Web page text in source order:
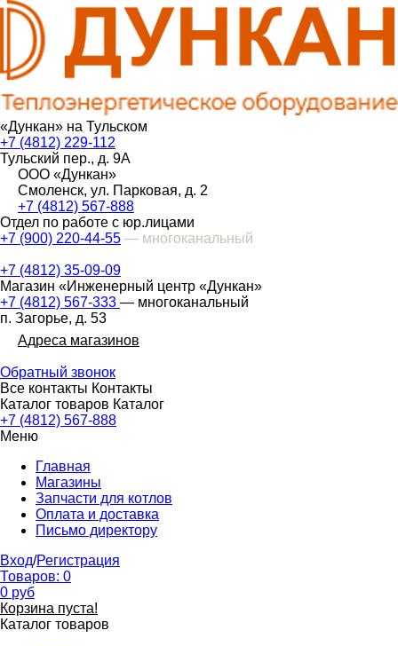
«Дункан» на Тульском
+7 (4812) 229-112
Тульский пер., д. 9А
ООО «Дункан»
Смоленск, ул. Парковая, д. 2
+7 (4812) 567-888
Отдел по работе с юр.лицами
+7 (900) 220-44-55 — многоканальный
+7 (4812) 35-09-09
Магазин «Инженерный центр «Дункан»
+7 (4812) 567-333 — многоканальный
п. Загорье, д. 53
Адреса магазинов
Обратный звонок
Все контакты Контакты
Каталог товаров Каталог
+7 (4812) 567-888
Меню
Главная
Магазины
Запчасти для котлов
Оплата и доставка
Письмо директору
Вход/Регистрация
Товаров: 0
0 руб
Корзина пуста!
Каталог товаров